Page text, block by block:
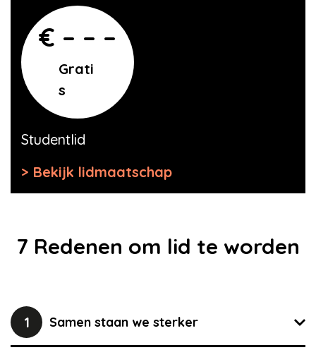
€ – – –
Grati
s
Studentlid
Bekijk lidmaatschap
7 Redenen om lid te worden
1 Samen staan we sterker